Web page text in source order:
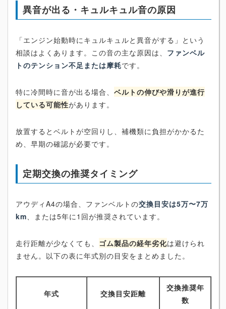
異音が出る・キュルキュル音の原因
「エンジン始動時にキュルキュルと異音がする」という
相談はよくあります。この音の主な原因は、 ファンベル
トのテンション不足または摩耗です。
特に冷間時に音が出る場合、 ベルトの伸びや滑りが進行
している可能性があります。
放置するとベルトが空回りし、補機類に負担がかかるた
め、早期の確認が必要です。
定期交換の推奨タイミング
アウディA4の場合、ファンベルトの交換目安は5万〜7万
km、または5年に1回が推奨されています。
走行距離が少なくても、 ゴム製品の経年劣化は避けられ
ません。以下の表に年式別の目安をまとめました。
年式 交換目安距離
交換推奨年
数